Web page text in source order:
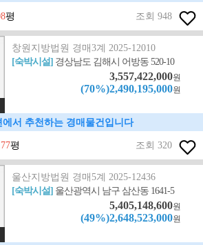
평 조회 948
창원지방법원 경매3계 2025-12010
[숙박시설] 경상남도 김해시 어방동 520-10
3,557,422,000원
(70%)2,490,195,000원
에서 추천하는 경매물건입니다
평 조회 320
울산지방법원 경매5계 2025-12436
[숙박시설] 울산광역시 남구 삼산동 1641-5
5,405,148,600원
(49%)2,648,523,000원